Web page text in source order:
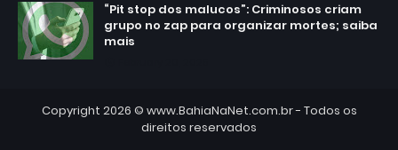
“Pit stop dos malucos”: Criminosos criam
grupo no zap para organizar mortes; saiba
mais
Copyright 2026 © www.BahiaNaNet.com.br- Todos os
direitos reservados